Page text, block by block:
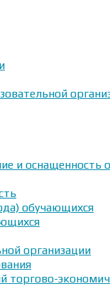
и оснащенность
обучающихся
организации
торгово-